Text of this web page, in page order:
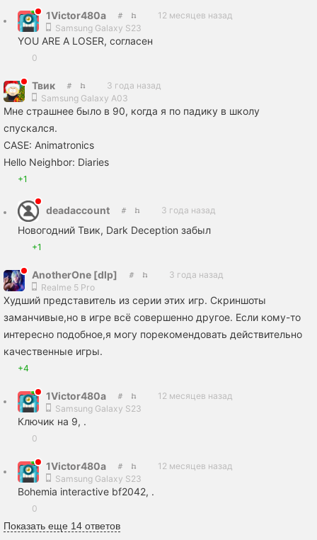
1Victor480a
12 месяцев назад
Samsung Galaxy S23
YОU ARE A LOSER, согласен
0
Твик
3 года назад
Samsung Galaxy A03
Мне страшнее было в 90, когда я по падику в школу
спускался.
CASE: Animatronics
Hello Neighbor: Diaries
+1
deadaccount 3 года назад
Новогодний Твик, Dark Deception забыл
+1
AnotherOne [dlp]
3 года назад
Realme 5 Pro
Худший представитель из серии этих игр. Скриншоты
заманчивые,но в игре всё совершенно другое. Если кому-то
интересно подобное,я могу порекомендовать действительно
качественные игры.
+4
1Victor480a
12 месяцев назад
Samsung Galaxy S23
Ключик на 9, .
0
1Victor480a
12 месяцев назад
Samsung Galaxy S23
Bohemia interactive bf2042, .
0
Показать еще 14 ответов